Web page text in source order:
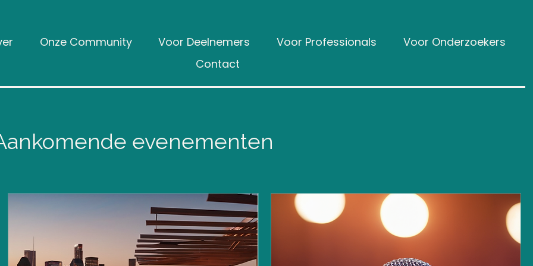
Onze Community Voor Deelnemers Voor Professionals
Voor Onderzoekers
Contact
evenementen